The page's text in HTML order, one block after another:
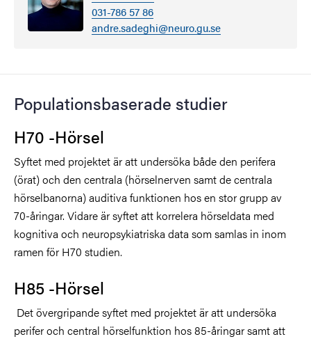
031-786 57 86
andre.sadeghi@neuro.gu.se
Populationsbaserade studier
H70 -Hörsel
Syftet med projektet är att undersöka både den perifera
(örat) och den centrala (hörselnerven samt de centrala
hörselbanorna) auditiva funktionen hos en stor grupp av
70-åringar. Vidare är syftet att korrelera hörseldata med
kognitiva och neuropsykiatriska data som samlas in inom
ramen för H70 studien.
H85 -Hörsel
Det övergripande syftet med projektet är att undersöka
perifer och central hörselfunktion hos 85-åringar samt att